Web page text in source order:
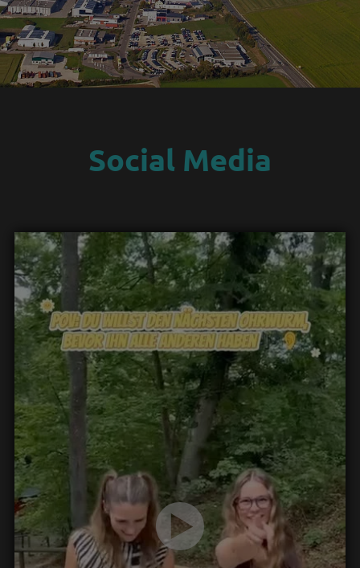
Social Media